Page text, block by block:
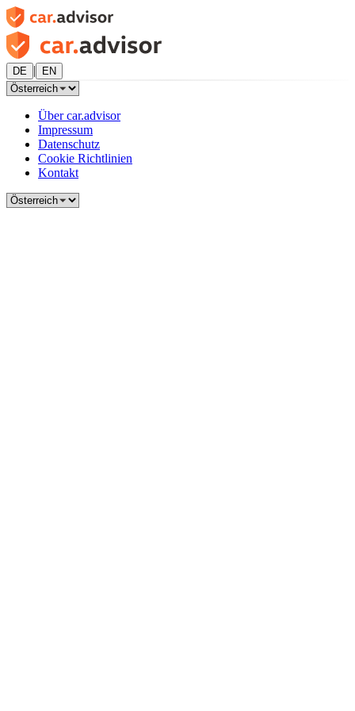
DE | EN
Über car.advisor
Impressum
Datenschutz
Cookie Richtlinien
Kontakt